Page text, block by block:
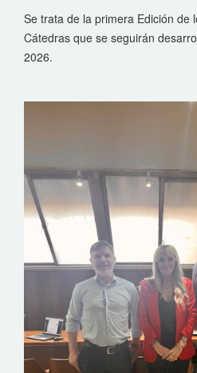
Se trata de la primera Edición de
Cátedras que se seguirán
2026.